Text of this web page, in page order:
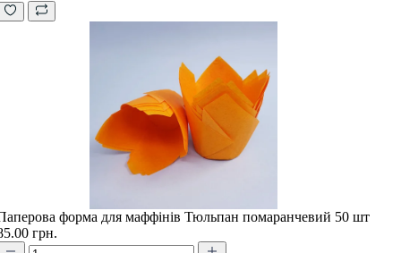
форма для маффінів Тюльпан помаранчевий 50 шт
грн.